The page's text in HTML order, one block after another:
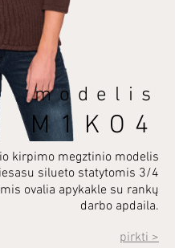
modelis
M1KO4
kirpimo megztinio modelis
silueto statytomis 3/4
ovalia apykakle su rankų
darbo apdaila.
pirkti >